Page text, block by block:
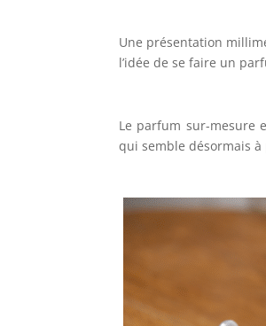
Une présentation
l’idée de se faire un
Le parfum sur-mesure
qui semble désormais